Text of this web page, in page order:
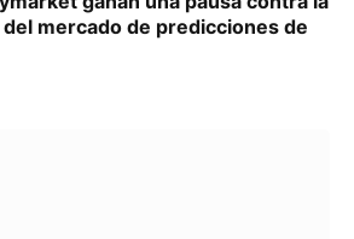
mercado de predicciones de